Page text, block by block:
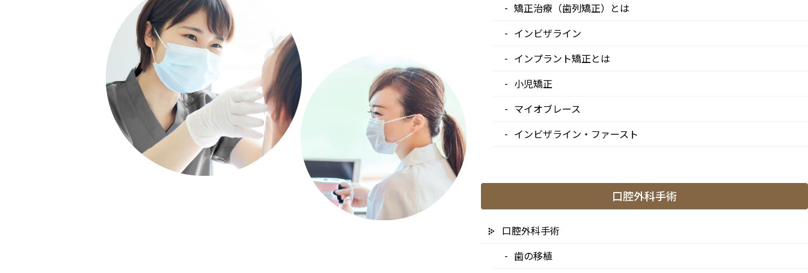
矯正治療（歯列矯正）とは
インビザライン
インプラント矯正とは
小児矯正
マイオブレース
インビザライン・ファースト
口腔外科手術
口腔外科手術
歯の移植